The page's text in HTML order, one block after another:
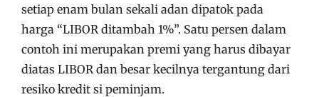
setiap enam bulan sekali adan dipatok pada
harga “LIBOR ditambah 1%”. Satu persen dalam
contoh ini merupakan premi yang harus dibayar
diatas LIBOR dan besar kecilnya tergantung dari
resiko kredit si peminjam.